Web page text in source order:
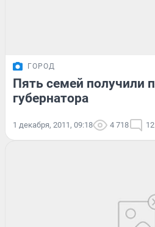
ГОРОД
Пять семей получили
губернатора
1 декабря, 2011, 09:18 4 718 12